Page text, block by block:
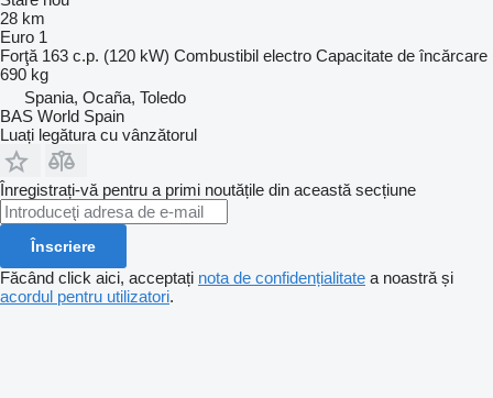
28 km
Euro 1
Forţă 163 c.p. (120 kW) Combustibil electro Capacitate de încărcare
690 kg
Spania, Ocaña, Toledo
BAS World Spain
Luați legătura cu vânzătorul
Înregistrați-vă pentru a primi noutățile din această secțiune
Înscriere
Făcând click aici, acceptați nota de confidențialitate a noastră și
acordul pentru utilizatori.